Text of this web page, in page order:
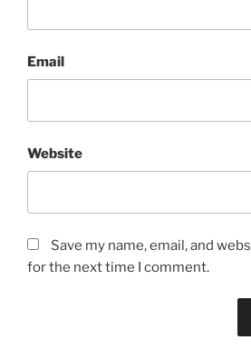
Email
Website
Save my name, email, and
for the next time I comment.